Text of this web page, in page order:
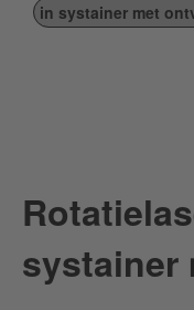
in systainer met
systainer